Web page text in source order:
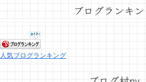
ブログランキ
人気ブログランキング